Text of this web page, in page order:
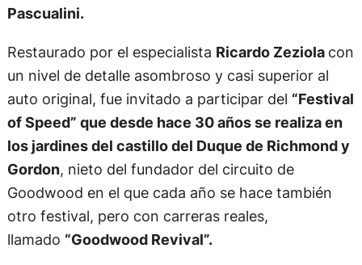
Pascualini.
Restaurado por el especialista Ricardo Zeziola con
un nivel de detalle asombroso y casi superior al
auto original, fue invitado a participar del “Festival
of Speed” que desde hace 30 años se realiza en
los jardines del castillo del Duque de Richmond y
Gordon, nieto del fundador del circuito de
Goodwood en el que cada año se hace también
otro festival, pero con carreras reales,
llamado “Goodwood Revival”.